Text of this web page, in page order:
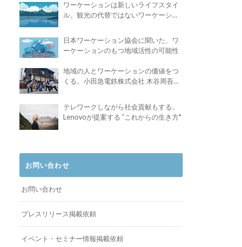
ワーケーションは新しいライフスタイ
ル。観光の代替ではないワーケーショ
日本ワーケーション協会に聞いた、ワ
ーケーションのもつ地域活性の可能性
地域の人とワーケーションの価値をつ
くる。小田急電鉄株式会社 木谷周吾さ
テレワークしながら社会貢献もする。
Lenovoが提案する ”これからの生き方"
お問い合わせ
お問い合わせ
プレスリリース掲載依頼
イベント・セミナー情報掲載依頼